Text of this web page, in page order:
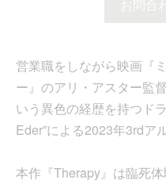
お問
営業職をしながら映画『
ー』のアリ・アスター監
いう異色の経歴を持つド
Eder”による2023年3rdア
本作『Therapy』は臨死